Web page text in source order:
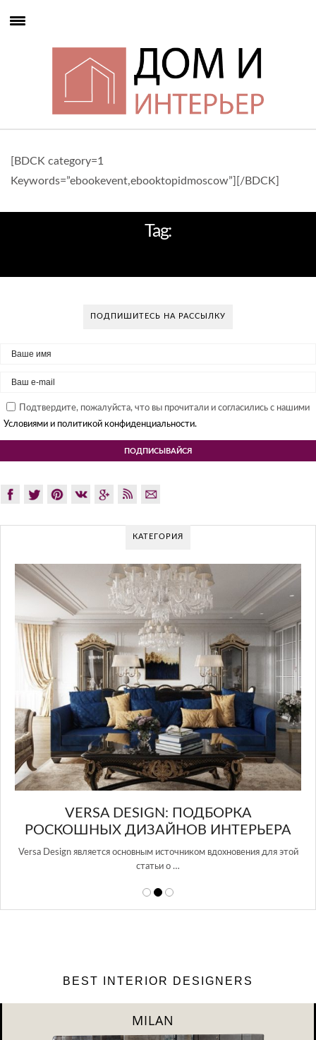
[BDCK category=1
Keywords=”ebookevent,ebooktopidmoscow”][/BDCK]
Tag:
ПОДПИШИТЕСЬ НА РАССЫЛКУ
Подтвердите, пожалуйста, что вы прочитали и согласились с нашими
Условиями и политикой конфиденциальности.
КАТЕГОРИЯ
для этой
GLAZOV DESIGN GROUP –
ПОДХОД К ДИЗАЙНУ
Glazov Design Group- это одна из лучших студий
в Росси…
BEST INTERIOR DESIGNERS
DUBAI